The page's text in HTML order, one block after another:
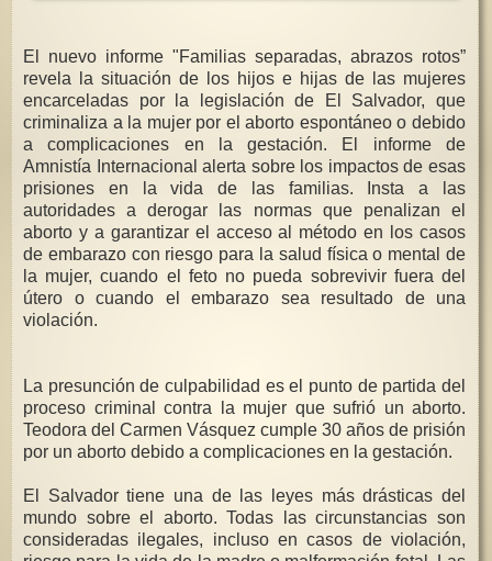
El nuevo informe "Familias separadas, abrazos rotos”
revela la situación de los hijos e hijas de las mujeres
encarceladas por la legislación de El Salvador, que
criminaliza a la mujer por el aborto espontáneo o debido
a complicaciones en la gestación. El informe de
Amnistía Internacional alerta sobre los impactos de esas
prisiones en la vida de las familias. Insta a las
autoridades a derogar las normas que penalizan el
aborto y a garantizar el acceso al método en los casos
de embarazo con riesgo para la salud física o mental de
la mujer, cuando el feto no pueda sobrevivir fuera del
útero o cuando el embarazo sea resultado de una
violación.
La presunción de culpabilidad es el punto de partida del
proceso criminal contra la mujer que sufrió un aborto.
Teodora del Carmen Vásquez cumple 30 años de prisión
por un aborto debido a complicaciones en la gestación.
El Salvador tiene una de las leyes más drásticas del
mundo sobre el aborto. Todas las circunstancias son
consideradas ilegales, incluso en casos de violación,